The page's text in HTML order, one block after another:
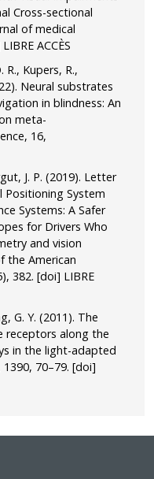
Cross-sectional
of medical
ACCÈS
R., Kupers, R.,
Neural substrates
in blindness: An
meta-
16,
J. P. (2019). Letter
System
Systems: A Safer
for Drivers Who
and vision
the American
382. [doi] LIBRE
G. Y. (2011). The
receptors along the
in the light-adapted
70–79. [doi]